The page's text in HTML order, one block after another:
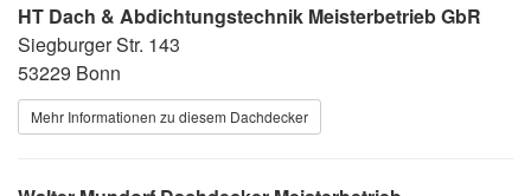
HT Dach & Abdichtungstechnik Meisterbetrieb GbR
Siegburger Str. 143
53229 Bonn
Mehr Informationen zu diesem Dachdecker